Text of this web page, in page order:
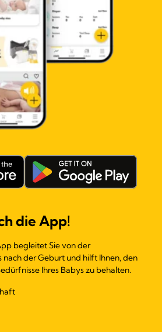
die App!
begleitet Sie von der
nach der Geburt und hilft Ihnen, den
Ihres Babys zu behalten.